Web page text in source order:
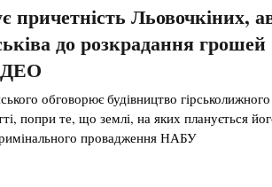
причетність Льовочкіних,
до розкрадання грошей
обговорює будівництво
попри те, що землі, на яких планується
провадження НАБУ